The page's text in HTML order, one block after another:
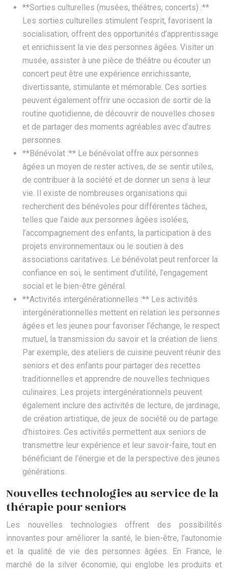
**Sorties culturelles (musées, théâtres, concerts) :**
Les sorties culturelles stimulent l’esprit, favorisent la
socialisation, offrent des opportunités d’apprentissage
et enrichissent la vie des personnes âgées. Visiter un
musée, assister à une pièce de théâtre ou écouter un
concert peut être une expérience enrichissante,
divertissante, stimulante et mémorable. Ces sorties
peuvent également offrir une occasion de sortir de la
routine quotidienne, de découvrir de nouvelles choses
et de partager des moments agréables avec d’autres
personnes.
**Bénévolat :** Le bénévolat offre aux personnes
âgées un moyen de rester actives, de se sentir utiles,
de contribuer à la société et de donner un sens à leur
vie. Il existe de nombreuses organisations qui
recherchent des bénévoles pour différentes tâches,
telles que l’aide aux personnes âgées isolées,
l’accompagnement des enfants, la participation à des
projets environnementaux ou le soutien à des
associations caritatives. Le bénévolat peut renforcer la
confiance en soi, le sentiment d’utilité, l’engagement
social et le bien-être général.
**Activités intergénérationnelles :** Les activités
intergénérationnelles mettent en relation les personnes
âgées et les jeunes pour favoriser l’échange, le respect
mutuel, la transmission du savoir et la création de liens.
Par exemple, des ateliers de cuisine peuvent réunir des
seniors et des enfants pour partager des recettes
traditionnelles et apprendre de nouvelles techniques
culinaires. Les projets intergénérationnels peuvent
également inclure des activités de lecture, de jardinage,
de création artistique, de jeux de société ou de partage
d’histoires. Ces activités permettent aux seniors de
transmettre leur expérience et leur savoir-faire, tout en
bénéficiant de l’énergie et de la perspective des jeunes
générations.
Nouvelles technologies au service de la
thérapie pour seniors
Les nouvelles technologies offrent des possibilités
innovantes pour améliorer la santé, le bien-être, l’autonomie
et la qualité de vie des personnes âgées. En France, le
marché de la silver économie, qui englobe les produits et